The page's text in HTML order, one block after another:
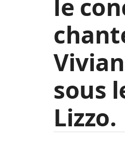
le
sous
Lizzo.